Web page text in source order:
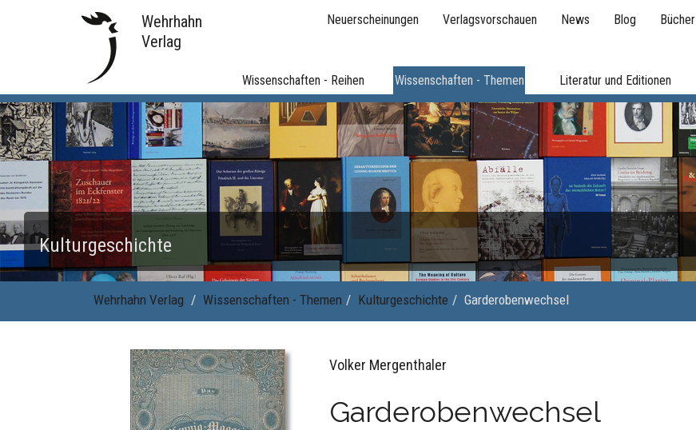
Wehrhahn
Verlag
Neuerscheinungen Verlagsvorschauen News Blog Bücher
Wissenschaften - Reihen Wissenschaften - Themen Literatur und Editionen
Kulturgeschichte
Wehrhahn Verlag Wissenschaften - Themen Kulturgeschichte Garderobenwechsel
Volker Mergenthaler
Garderobenwechsel